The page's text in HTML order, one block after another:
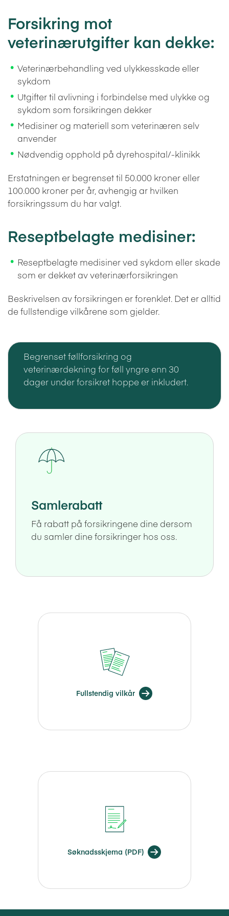
Forsikring mot
veterinærutgifter kan dekke:
Veterinærbehandling ved ulykkesskade eller
sykdom
Utgifter til avlivning i forbindelse med ulykke og
sykdom som forsikringen dekker
Medisiner og materiell som veterinæren selv
anvender
Nødvendig opphold på dyrehospital/-klinikk
Erstatningen er begrenset til 50.000 kroner eller
100.000 kroner per år, avhengig ar hvilken
forsikringssum du har valgt.
Reseptbelagte medisiner:
Reseptbelagte medisiner ved sykdom eller skade
som er dekket av veterinærforsikringen
Beskrivelsen av forsikringen er forenklet. Det er alltid
de fullstendige vilkårene som gjelder.
Begrenset føllforsikring og
veterinærdekning for føll yngre enn 30
dager under forsikret hoppe er inkludert.
Samlerabatt
Få rabatt på forsikringene dine dersom
du samler dine forsikringer hos oss.
Fullstendig vilkår
Søknadsskjema (PDF)